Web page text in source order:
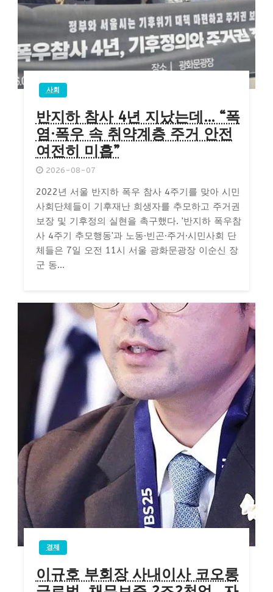
사회
반지하 참사 4년 지났는데… “폭
염·폭우 속 취약계층 주거 안전
여전히 미흡”
2026-08-07
2022년 서울 반지하 폭우 참사 4주기를 맞아 시민
사회단체들이 기후재난 희생자를 추모하고 주거권
보장 및 기후정의 실현을 촉구했다. '반지하 폭우참
사 4주기 추모행동'과 노동·빈곤·주거·시민사회 단
체들은 7일 오전 11시 서울 광화문광장 이순신 장
군 동...
경제
이규호 부회장 사내이사 코오롱